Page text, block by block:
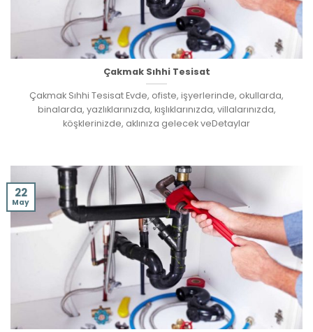
Çakmak Sıhhi Tesisat
Çakmak Sıhhi Tesisat Evde, ofiste, işyerlerinde, okullarda,
binalarda, yazlıklarınızda, kışlıklarınızda, villalarınızda,
köşklerinizde, aklınıza gelecek veDetaylar
22
May